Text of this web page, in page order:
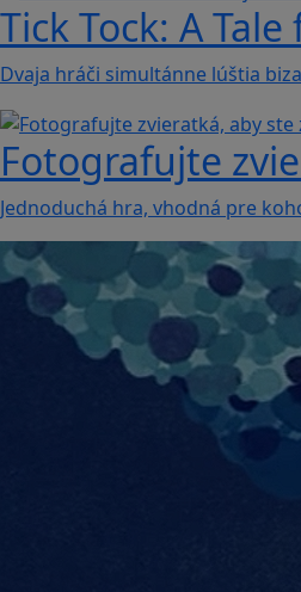
Tick Tock: A
Dvaja hráči simultánne lúštia
Fotografujte
Jednoduchá hra, vhodná pre